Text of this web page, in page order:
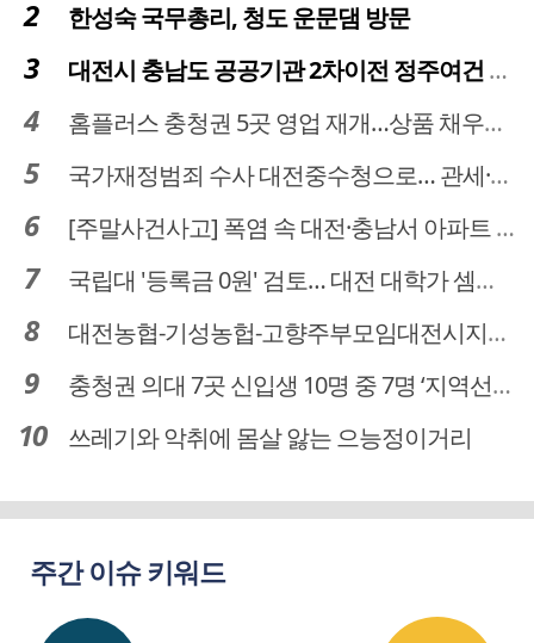
한성숙 국무총리, 청도 운문댐 방문
대전시 충남도 공공기관 2차이전 정주여건 확보 시급
홈플러스 충청권 5곳 영업 재개…상품 채우기 ‘속도전’
국가재정범죄 수사 대전중수청으로… 관세·국세 수사 전문인력 주목
[주말사건사고] 폭염 속 대전·충남서 아파트 화재·정전 잇따라…주민 대피·불편
국립대 '등록금 0원' 검토… 대전 대학가 셈법 복잡
대전농협-기성농헙-고향주부모임대전시지회, 이심점심 중식지원 봉사활동
충청권 의대 7곳 신입생 10명 중 7명 ‘지역선발’… 대전도 69.7%
쓰레기와 악취에 몸살 앓는 으능정이거리
주간 이슈 키워드